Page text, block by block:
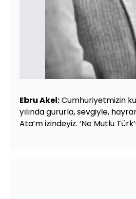
Ebru Akel:Cumhuriyetmizin
yılında gururla, sevgiyle,
Ata’m izindeyiz. ‘Ne Mutlu